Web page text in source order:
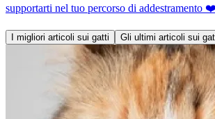
supportarti nel tuo percorso di addestramento
I migliori articoli sui gatti Gli ultimi articoli sui